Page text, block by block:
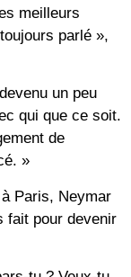
meilleurs
parlé »,
un peu
qui que ce soit.
de
»
Paris, Neymar
fait pour devenir